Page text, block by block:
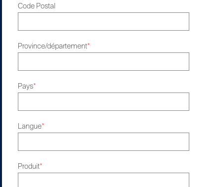
Code Postal
Province/département*
Pays*
Langue*
Produit*